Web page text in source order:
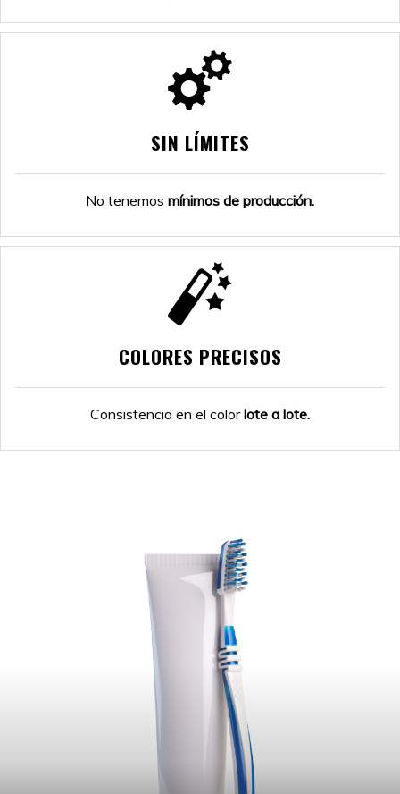
SIN LÍMITES
No tenemos mínimos de producción.
COLORES PRECISOS
Consistencia en el colorlote a lote.